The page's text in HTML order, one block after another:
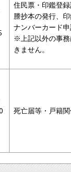
住民票・印鑑登
謄抄本の発行、
ナンバーカード
※上記以外の事
きません。
死亡届等・戸籍